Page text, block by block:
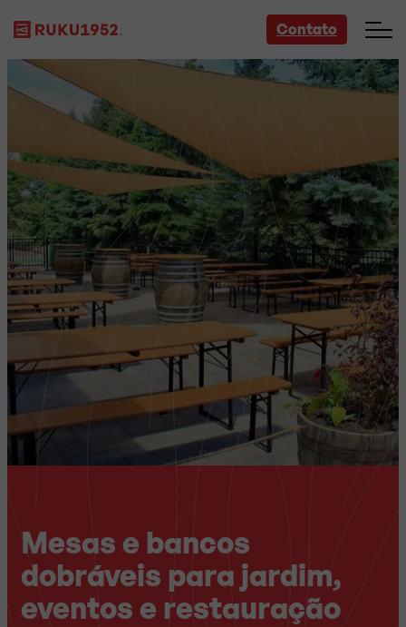
Contato
Mesas e bancos
dobráveis para jardim,
eventos e restauração